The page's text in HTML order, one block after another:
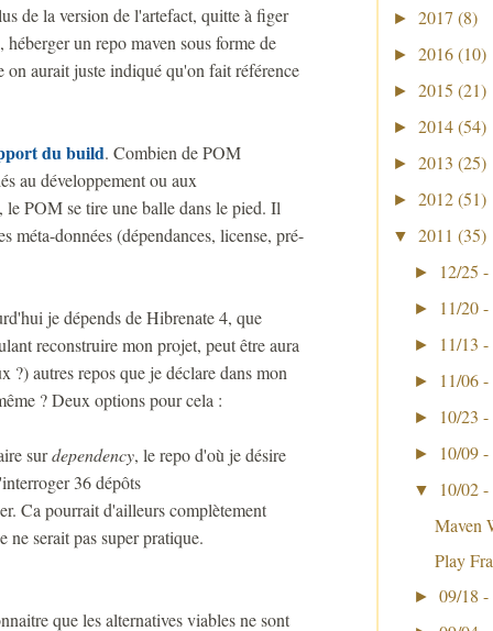
de la version de l'artefact, quitte à figer
un repo maven sous forme de
on aurait juste indiqué qu'on fait référence
du build. Combien de POM
au développement ou aux
POM se tire une balle dans le pied. Il
données (dépendances, license, pré-
je dépends de Hibrenate 4, que
reconstruire mon projet, peut être aura
autres repos que je déclare dans mon
? Deux options pour cela :
surdependency, le repo d'où je désire
36 dépôts
Ca pourrait d'ailleurs complètement
serait pas super pratique.
que les alternatives viables ne sont
► 2017 (8)
► 2016 (10)
► 2015 (21)
► 2014 (54)
► 2013 (25)
► 2012 (51)
▼ 2011 (35)
► 12/25
► 11/20
► 11/13
► 11/06
► 10/23
► 10/09
▼
10/02
Maven
Play
► 09/18 -